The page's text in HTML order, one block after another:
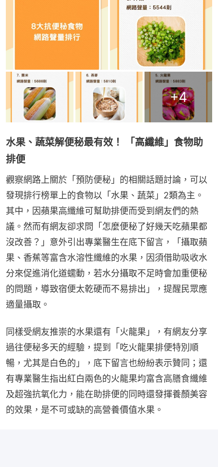
+4
水果、蔬菜解便秘最有效！ 「高纖維」食物助
排便
觀察網路上關於「預防便秘」的相關話題討論，可以
發現排行榜單上的食物以「水果、蔬菜」2類為主。
其中，因蘋果高纖維可幫助排便而受到網友們的熱
議。然而有網友卻求問「怎麼便秘了好幾天吃蘋果都
沒改善？」意外引出專業醫生在底下留言，「攝取蘋
果、香蕉等富含水溶性纖維的水果，因須借助吸收水
分來促進消化道蠕動，若水分攝取不足時會加重便秘
的問題，導致宿便太乾硬而不易排出」，提醒民眾應
適量攝取。
同樣受網友推崇的水果還有「火龍果」，有網友分享
過往便秘多天的經驗，提到「吃火龍果排便特別順
暢，尤其是白色的」，底下留言也紛紛表示贊同；還
有專業醫生指出紅白兩色的火龍果均富含高膳食纖維
及超強抗氧化力，能在助排便的同時還發揮養顏美容
的效果，是不可或缺的高營養價值水果。